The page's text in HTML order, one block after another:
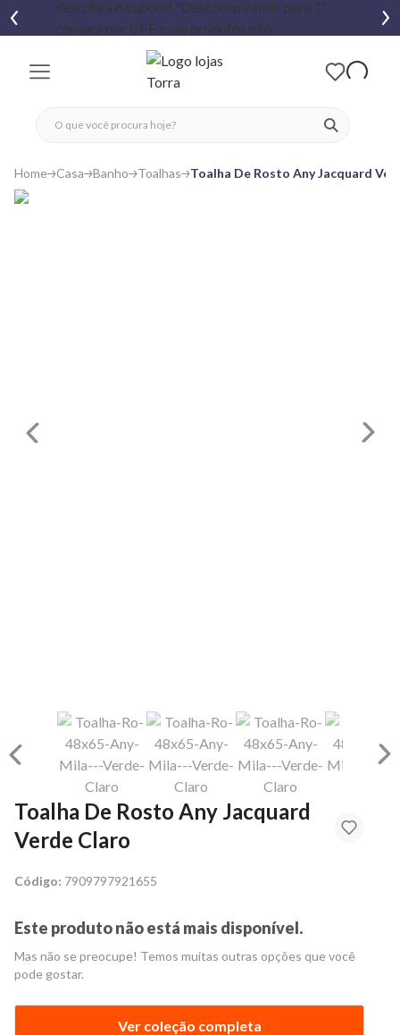
ver
fechar menu
fechar menu
favoritos
Home Casa Banho Toalhas Toalha De Rosto Any Jacquard
Toalha De Rosto Any Jacquard
Verde Claro
Código: 7909797921655
Este produto não está mais disponível.
Mas não se preocupe! Temos muitas outras opções que você
pode gostar.
Ver coleção completa